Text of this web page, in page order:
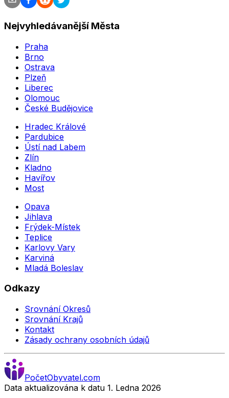
Nejvyhledávanější Města
Praha
Brno
Ostrava
Plzeň
Liberec
Olomouc
České Budějovice
Hradec Králové
Pardubice
Ústí nad Labem
Zlín
Kladno
Havířov
Most
Opava
Jihlava
Frýdek-Místek
Teplice
Karlovy Vary
Karviná
Mladá Boleslav
Odkazy
Srovnání Okresů
Srovnání Krajů
Kontakt
Zásady ochrany osobních údajů
PočetObyvatel.com
Data aktualizována k datu 1. Ledna 2026